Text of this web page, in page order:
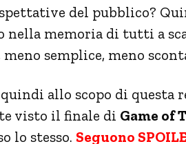
del pubblico?
nella memoria di tutti a
meno semplice, meno
allo scopo di questa
visto il finale di Game of
lo stesso. Seguono